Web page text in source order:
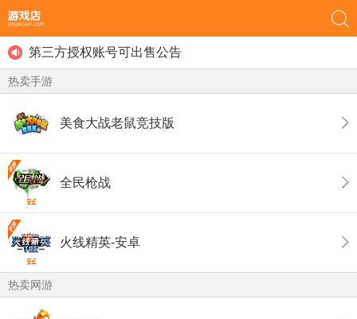
用户最近登录提示的功能发布
第三方授权账号可出售公告
游戏店禁止未成年人进行游戏账号交易！
用户最近登录提示的功能发布
热卖手游
美食大战老鼠竞技版
全民枪战
火线精英-安卓
热卖网游